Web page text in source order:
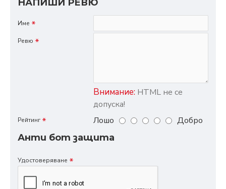
НАПИШИ РЕВЮ
Име
Ревю
Внимание: HTML не се
допуска!
Рейтинг Лошо
Добро
Анти бот защита
Удостоверяване